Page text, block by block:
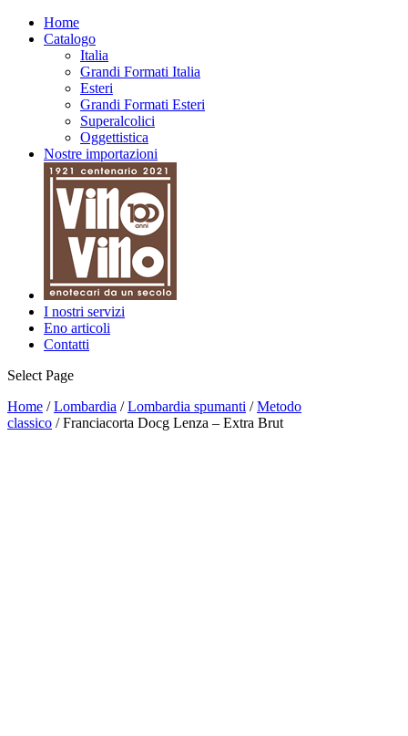
Home
Catalogo
Italia
Grandi Formati Italia
Esteri
Grandi Formati Esteri
Superalcolici
Oggettistica
Nostre importazioni
I nostri servizi
Eno articoli
Contatti
Select Page
Home /Lombardia /Lombardia spumanti /Metodo
classico / Franciacorta Docg Lenza – Extra Brut